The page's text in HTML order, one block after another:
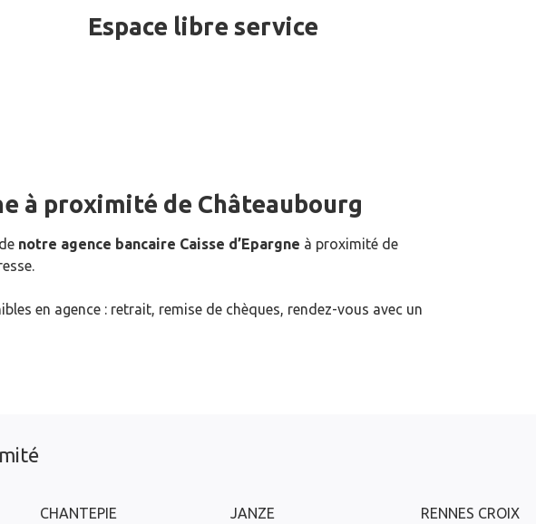
Espace libre service
à proximité de Châteaubourg
notre agence bancaire Caisse d’Epargne à proximité de
en agence : retrait, remise de chèques, rendez-vous avec un
CHANTEPIE JANZE
RENNES CROIX